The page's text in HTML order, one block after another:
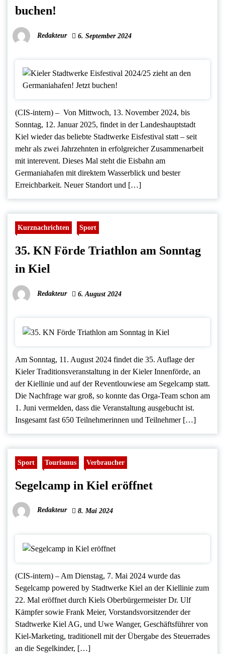
buchen!
Redakteur 6. September 2024
(CIS-intern) – Von Mittwoch, 13. November 2024, bis
Sonntag, 12. Januar 2025, findet in der Landeshauptstadt
Kiel wieder das beliebte Stadtwerke Eisfestival statt – seit
mehr als zwei Jahrzehnten in erfolgreicher Zusammenarbeit
mit interevent. Dieses Mal steht die Eisbahn am
Germaniahafen mit direktem Wasserblick und bester
Erreichbarkeit. Neuer Standort und […]
Kurznachrichten Sport
35. KN Förde Triathlon am Sonntag
in Kiel
Redakteur 6. August 2024
Am Sonntag, 11. August 2024 findet die 35. Auflage der
Kieler Traditionsveranstaltung in der Kieler Innenförde, an
der Kiellinie und auf der Reventlouwiese am Segelcamp statt.
Die Nachfrage war groß, so konnte das Orga-Team schon am
1. Juni vermelden, dass die Veranstaltung ausgebucht ist.
Insgesamt fast 650 Teilnehmerinnen und Teilnehmer […]
Sport Tourismus Verbraucher
Segelcamp in Kiel eröffnet
Redakteur 8. Mai 2024
(CIS-intern) – Am Dienstag, 7. Mai 2024 wurde das
Segelcamp powered by Stadtwerke Kiel an der Kiellinie zum
22. Mal eröffnet durch Kiels Oberbürgermeister Dr. Ulf
Kämpfer sowie Frank Meier, Vorstandsvorsitzender der
Stadtwerke Kiel AG, und Uwe Wanger, Geschäftsführer von
Kiel-Marketing, traditionell mit der Übergabe des Steuerrades
an die Segelkinder, […]